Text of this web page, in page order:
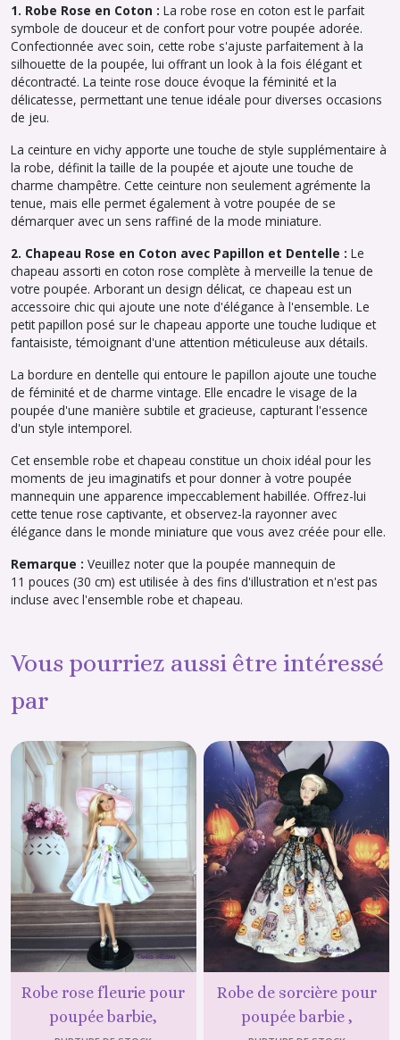
1. Robe Rose en Coton : La robe rose en coton est le parfait
symbole de douceur et de confort pour votre poupée adorée.
Confectionnée avec soin, cette robe s'ajuste parfaitement à la
silhouette de la poupée, lui offrant un look à la fois élégant et
décontracté. La teinte rose douce évoque la féminité et la
délicatesse, permettant une tenue idéale pour diverses occasions
de jeu.
La ceinture en vichy apporte une touche de style supplémentaire à
la robe, définit la taille de la poupée et ajoute une touche de
charme champêtre. Cette ceinture non seulement agrémente la
tenue, mais elle permet également à votre poupée de se
démarquer avec un sens raffiné de la mode miniature.
2. Chapeau Rose en Coton avec Papillon et Dentelle : Le
chapeau assorti en coton rose complète à merveille la tenue de
votre poupée. Arborant un design délicat, ce chapeau est un
accessoire chic qui ajoute une note d'élégance à l'ensemble. Le
petit papillon posé sur le chapeau apporte une touche ludique et
fantaisiste, témoignant d'une attention méticuleuse aux détails.
La bordure en dentelle qui entoure le papillon ajoute une touche
de féminité et de charme vintage. Elle encadre le visage de la
poupée d'une manière subtile et gracieuse, capturant l'essence
d'un style intemporel.
Cet ensemble robe et chapeau constitue un choix idéal pour les
moments de jeu imaginatifs et pour donner à votre poupée
mannequin une apparence impeccablement habillée. Offrez-lui
cette tenue rose captivante, et observez-la rayonner avec
élégance dans le monde miniature que vous avez créée pour elle.
Remarque : Veuillez noter que la poupée mannequin de
11 pouces (30 cm) est utilisée à des fins d'illustration et n'est pas
incluse avec l'ensemble robe et chapeau.
Vous pourriez aussi être intéressé
par
Robe rose fleurie pour
poupée barbie,
Robe de sorcière pour
poupée barbie ,